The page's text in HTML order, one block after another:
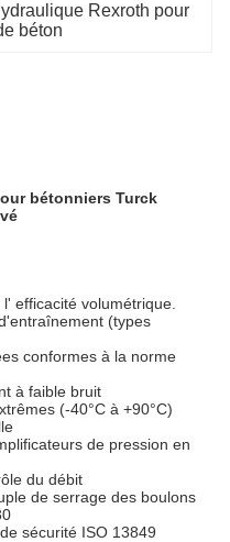
Rexroth pour
béton
bétonniers Turck
efficacité volumétrique.
(types
conformes à la norme
à faible bruit
(-40°C à +90°C)
de pression en
du débit
de serrage des boulons
sécurité ISO 13849